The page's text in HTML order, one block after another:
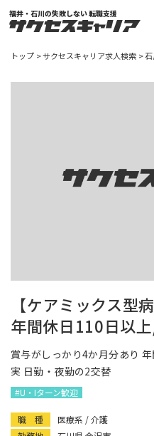
福井・石川の失敗しない 転職支援
トップ サクセスキャリア求人検索 石
【ケアミックス型
年間休日110日以
賞与がしっかり4か月分あり
実 日勤・夜勤の2交替
#U・Iターン歓迎
職 種
医療系 / 介護